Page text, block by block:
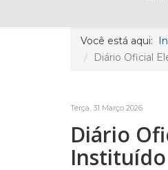
Você está aqui:
Diário Oficial
Terça, 31 Março 2026
Diário
Instituído